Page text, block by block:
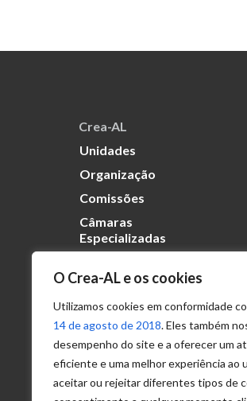
O Crea-AL e os cookies
Utilizamos cookies em conformidade
14 de agosto de 2018. Eles também
desempenho do site e a oferecer um
eficiente e uma melhor experiência ao
aceitar ou rejeitar diferentes tipos de
Crea-AL
Unidades
Organização
Comissões
Câmaras
Especializadas
Transparência
Portal
Acesso à
Informação
Política de
Privacidade de
Dados